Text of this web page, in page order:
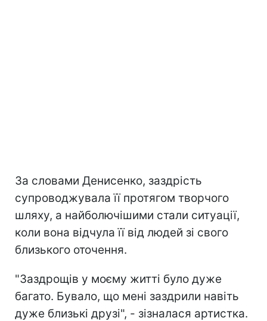
За словами Денисенко, заздрість
супроводжувала її протягом творчого
шляху, а найболючішими стали ситуації,
коли вона відчула її від людей зі свого
близького оточення.
"Заздрощів у моєму житті було дуже
багато. Бувало, що мені заздрили навіть
дуже близькі друзі", - зізналася артистка.